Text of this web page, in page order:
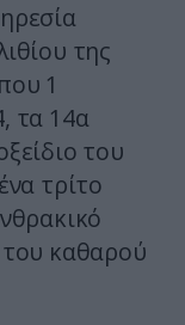
της
1
τα 14α
του
τρίτο
του καθαρού